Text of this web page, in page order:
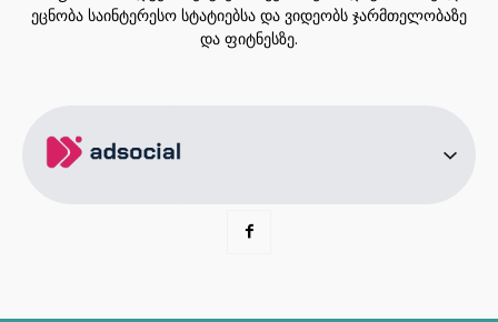
ეცნობა საინტერესო სტატიებსა და ვიდეობს ჯარმთელობაზე
და ფიტნესზე.